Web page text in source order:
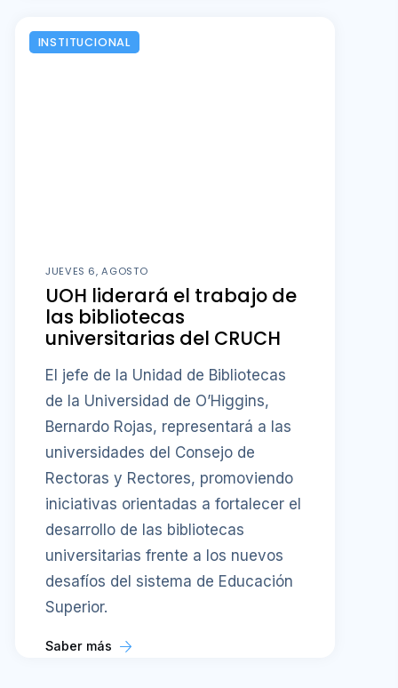
INSTITUCIONAL
JUEVES 6, AGOSTO
UOH liderará el trabajo de
las bibliotecas
universitarias del CRUCH
El jefe de la Unidad de Bibliotecas
de la Universidad de O’Higgins,
Bernardo Rojas, representará a las
universidades del Consejo de
Rectoras y Rectores, promoviendo
iniciativas orientadas a fortalecer el
desarrollo de las bibliotecas
universitarias frente a los nuevos
desafíos del sistema de Educación
Superior.
Saber más